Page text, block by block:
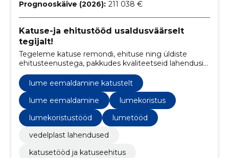
Prognooskäive (2026): 211 038 €
Katuse-ja ehitustööd usaldusväärselt
tegijalt!
Tegeleme katuse remondi, ehituse ning üldiste
ehitusteenustega, pakkudes kvaliteetseid lahendusi
ja turvalisust koduomanikele.
lume eemaldamine katustelt
lume eemaldamine
lumekoristus
lumekoristustööd
lumetööd
vedelplast lahendused
katusetööd ja katuseehitus